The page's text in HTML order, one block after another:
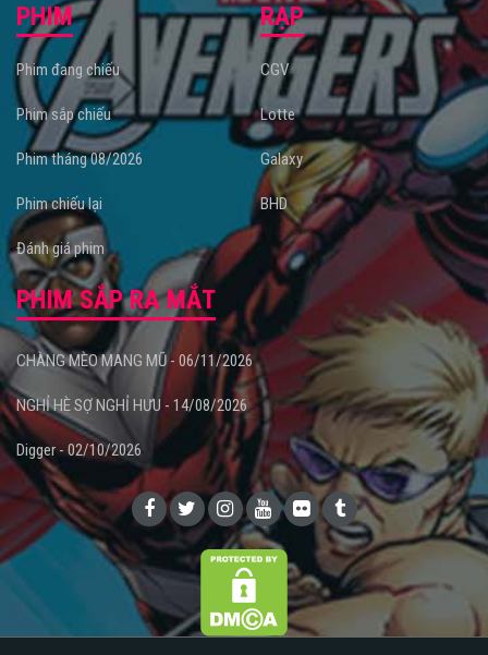
PHIM
Phim đang chiếu
Phim sắp chiếu
Phim tháng 08/2026
Phim chiếu lại
Đánh giá phim
RẠP
CGV
Lotte
Galaxy
BHD
PHIM SẮP RA MẮT
CHÀNG MÈO MANG MŨ - 06/11/2026
NGHỈ HÈ SỢ NGHỈ HƯU - 14/08/2026
Digger - 02/10/2026